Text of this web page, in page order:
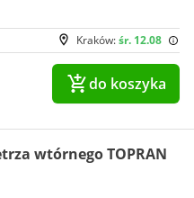
Kraków:śr. 12.08
do koszyka
wtórnego TOPRAN